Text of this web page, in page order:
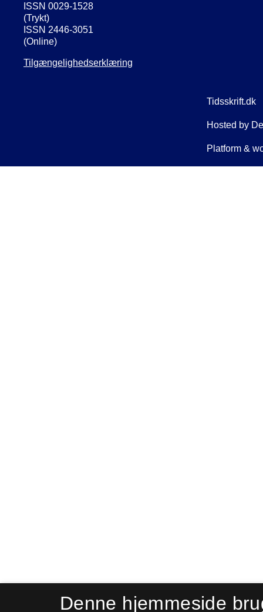
ISSN 0029-1528
(Trykt)
ISSN 2446-3051
(Online)
Tilgængelighedserklæring
Denne hjemmeside